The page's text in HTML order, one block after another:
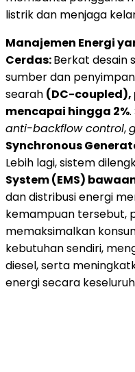
listrik dan menjaga
Manajemen Energi
Cerdas:Berkat desain
sumber dan
searah (DC-
mencapai hingga 2%
anti-backflow control,
Synchronous
Lebih lagi, sistem
System (EMS)
dan distribusi energi
kemampuan tersebut,
memaksimalkan
kebutuhan sendiri,
diesel, serta
energi secara